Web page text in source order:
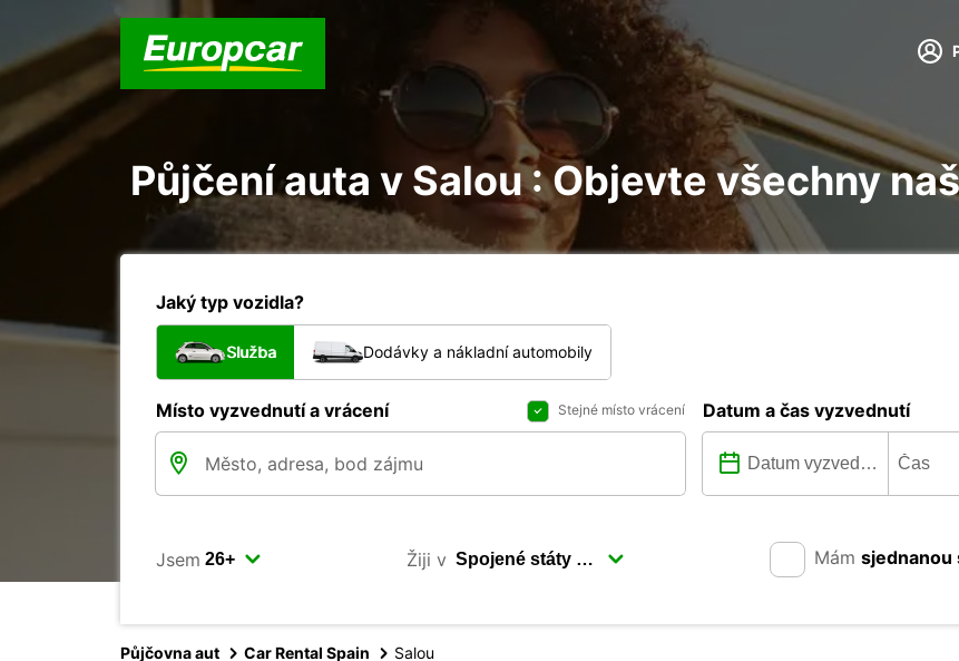
Půjčení auta v Salou : Objevte všechny
Jaký typ vozidla?
Služba Dodávky a nákladní automobily
Místo vyzvednutí a vrácení Stejné místo vrácení Datum a čas vyzvednutí
Jsem Žiji v Mám sjednanou
Půjčovna aut Car Rental Spain Salou